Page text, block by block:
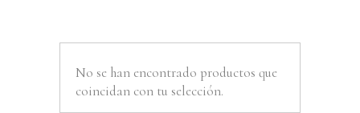
No se han encontrado productos que
coincidan con tu selección.